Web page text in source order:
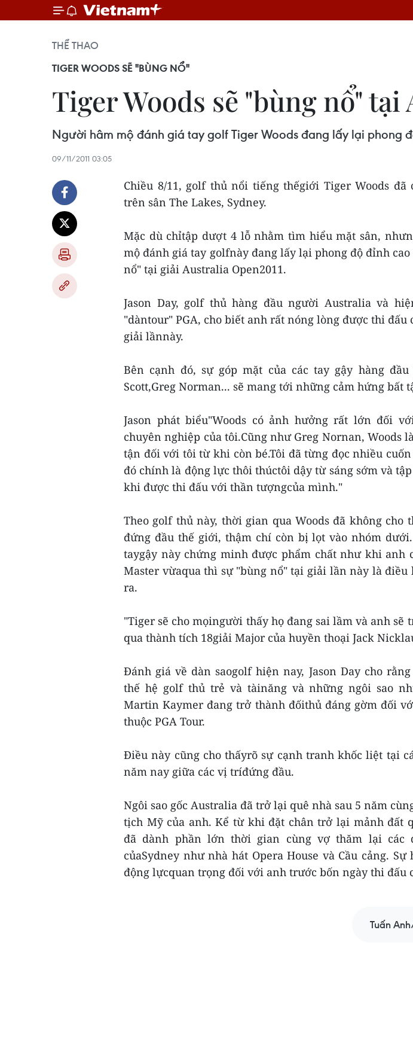
THỂ THAO
TIGER WOODS SẼ "BÙNG NỔ"
Tiger Woods sẽ "bùng nổ" tại
Người hâm mộ đánh giá tay golf Tiger Woods đang lấy lại phong
09/11/2011 03:05
Chiều 8/11, golf thủ nổi tiếng thếgiới Tiger Woods đã
trên sân The Lakes, Sydney.
Mặc dù chỉtập dượt 4 lỗ nhằm tìm hiểu mặt sân,
mộ đánh giá tay golfnày đang lấy lại phong độ đỉnh
nổ" tại giải Australia Open2011.
Jason Day, golf thủ hàng đầu người Australia và
"dàntour" PGA, cho biết anh rất nóng lòng được thi đấu
giải lầnnày.
Bên cạnh đó, sự góp mặt của các tay gậy hàng
Scott,Greg Norman... sẽ mang tới những cảm hứng bất
Jason phát biểu"Woods có ảnh hưởng rất lớn đối
chuyên nghiệp của tôi.Cũng như Greg Nornan, Woods
tận đối với tôi từ khi còn bé.Tôi đã từng đọc nhiều
đó chính là động lực thôi thúctôi dậy từ sáng sớm và
khi được thi đấu với thần tượngcủa mình."
Theo golf thủ này, thời gian qua Woods đã không cho
đứng đầu thế giới, thậm chí còn bị lọt vào nhóm
taygậy này chứng minh được phẩm chất như khi anh
Master vừaqua thì sự "bùng nổ" tại giải lần này là điều
ra.
"Tiger sẽ cho mọingười thấy họ đang sai lầm và anh
qua thành tích 18giải Major của huyền thoại Jack
Đánh giá về dàn saogolf hiện nay, Jason Day cho
thế hệ golf thủ trẻ và tàinăng và những ngôi sao
Martin Kaymer đang trở thành đốithủ đáng gờm đối
thuộc PGA Tour.
Điều này cũng cho thấyrõ sự cạnh tranh khốc liệt tại
năm nay giữa các vị tríđứng đầu.
Ngôi sao gốc Australia đã trở lại quê nhà sau 5 năm
tịch Mỹ của anh. Kể từ khi đặt chân trở lại mảnh đất
đã dành phần lớn thời gian cùng vợ thăm lại các
củaSydney như nhà hát Opera House và Cầu cảng.
động lựcquan trọng đối với anh trước bốn ngày thi đấu
Tuấn